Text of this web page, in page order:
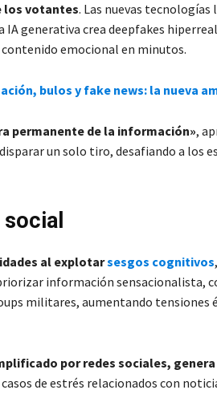
los votantes. Las nuevas tecnologías
IA generativa crea deepfakes
emocional en minutos.
bulos y fake news: la nueva
permanente de la información»,
un solo tiro, desafiando a los
al explotarsesgos cognitivos
información sensacionalista,
militares, aumentando tensiones
por redes sociales, genera
de estrés relacionados con